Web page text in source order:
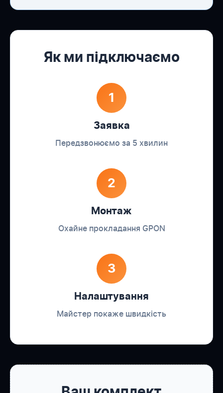
Як ми підключаємо
1
Заявка
Передзвонюємо за 5 хвилин
2
Монтаж
Охайне прокладання GPON
3
Налаштування
Майстер покаже швидкість